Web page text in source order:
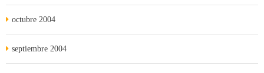
octubre 2004
septiembre 2004